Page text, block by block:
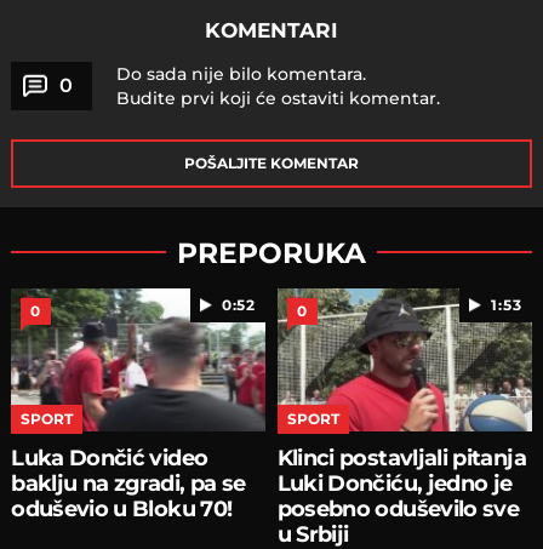
KOMENTARI
0
Do sada nije bilo komentara.
Budite prvi koji će ostaviti komentar.
POŠALJITE KOMENTAR
PREPORUKA
0:52
0
SPORT
Luka Dončić video
baklju na zgradi, pa se
oduševio u Bloku 70!
1:53
0
SPORT
Klinci postavljali pitanja
Luki Dončiću, jedno je
posebno oduševilo sve
u Srbiji